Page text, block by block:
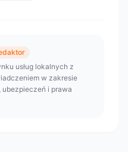
usług lokalnych z
w zakresie
i prawa